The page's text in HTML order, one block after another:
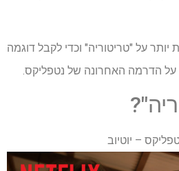
על "טריטוריה" וכדי לקבל דוגמה
הדרמה האחרונה של נטפליקס.
– יוטיוב